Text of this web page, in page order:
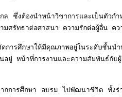
งต้องนำหน้าวิชาการและเป็นตัวกำ
มศรัทธาต่อศาสนา ความรักต่อผู้อื่น
ารศึกษาให้มีคุณภาพอยู่ในระดับชั้นนำ
นอยู่ หน้าที่การงานและความสัมพันธ์
การศึกษา อบรม ไปพัฒนาชีวิต ทั้งร่